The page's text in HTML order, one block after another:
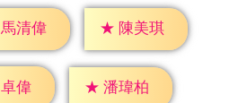
馬清偉 ★ 陳美琪
卓偉 ★ 潘瑋柏